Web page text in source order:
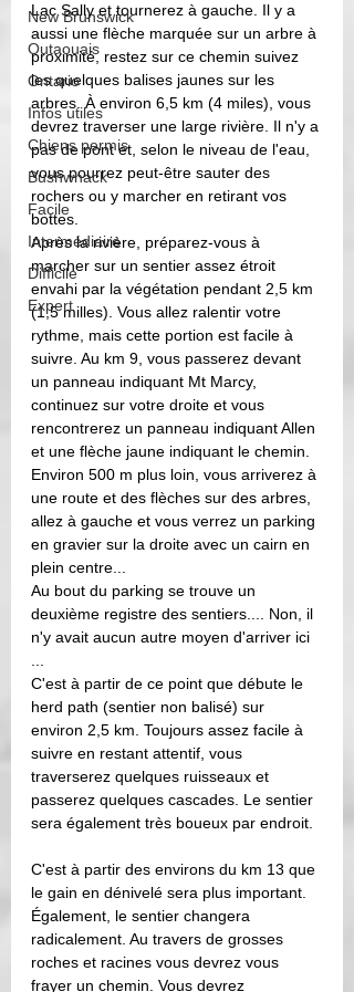
New Brunswick
Outaouais
Ontario
Infos utiles
Chiens permis
Bushwhack
Facile
Intermédiaire
Difficile
Expert
Lac Sally et tournerez à gauche. Il y a
aussi une flèche marquée sur un arbre à
proximité, restez sur ce chemin suivez
les quelques balises jaunes sur les
arbres. À environ 6,5 km (4 miles), vous
devrez traverser une large rivière. Il n'y a
pas de pont et, selon le niveau de l'eau,
vous pourrez peut-être sauter des
rochers ou y marcher en retirant vos
bottes.
Après la rivière, préparez-vous à
marcher sur un sentier assez étroit
envahi par la végétation pendant 2,5 km
(1,5 milles). Vous allez ralentir votre
rythme, mais cette portion est facile à
suivre. Au km 9, vous passerez devant
un panneau indiquant Mt Marcy,
continuez sur votre droite et vous
rencontrerez un panneau indiquant Allen
et une flèche jaune indiquant le chemin.
Environ 500 m plus loin, vous arriverez à
une route et des flèches sur des arbres,
allez à gauche et vous verrez un parking
en gravier sur la droite avec un cairn en
plein centre...
Au bout du parking se trouve un
deuxième registre des sentiers.... Non, il
n'y avait aucun autre moyen d'arriver ici
C'est à partir de ce point que débute le
herd path (sentier non balisé) sur
environ 2,5 km. Toujours assez facile à
suivre en restant attentif, vous
traverserez quelques ruisseaux et
passerez quelques cascades. Le sentier
sera également très boueux par endroit.
C'est à partir des environs du km 13 que
le gain en dénivelé sera plus important.
Également, le sentier changera
radicalement. Au travers de grosses
roches et racines vous devrez vous
frayer un chemin. Vous devrez